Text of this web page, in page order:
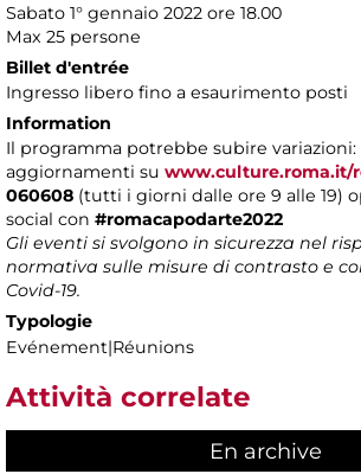
Sabato 1° gennaio 2022 ore 18.00
Max 25 persone
Billet d'entrée
Ingresso libero fino a esaurimento posti
Information
Il programma potrebbe subire
aggiornamenti su www.culture.roma.it/
060608 (tutti i giorni dalle ore 9 alle 19)
social con #romacapodarte2022
Gli eventi si svolgono in sicurezza nel
normativa sulle misure di contrasto e
Covid-19.
Typologie
Evénement|Réunions
Attività correlate
En archive